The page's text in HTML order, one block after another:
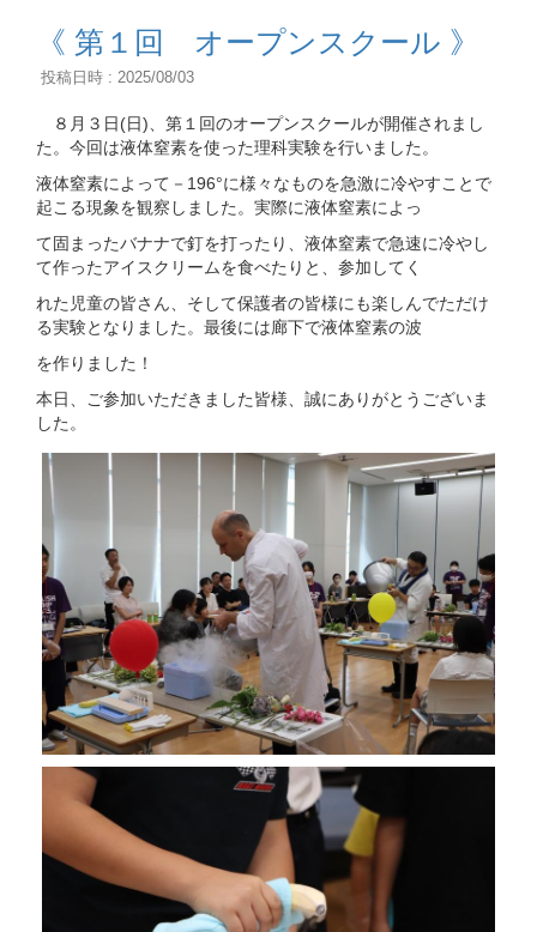
《 第１回 オープンスクール 》
投稿日時 : 2025/08/03
８月３日(日)、第１回のオープンスクールが開催されまし
た。今回は液体窒素を使った理科実験を行いました。
液体窒素によって－196°に様々なものを急激に冷やすことで
起こる現象を観察しました。実際に液体窒素によっ
て固まったバナナで釘を打ったり、液体窒素で急速に冷やし
て作ったアイスクリームを食べたりと、参加してく
れた児童の皆さん、そして保護者の皆様にも楽しんでただけ
る実験となりました。最後には廊下で液体窒素の波
を作りました！
本日、ご参加いただきました皆様、誠にありがとうございま
した。